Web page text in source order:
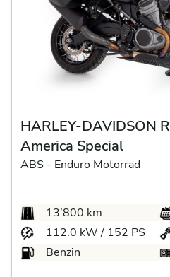
HARLEY-DAVIDSON
America Special
ABS - Enduro Motorrad
13’800 km
112.0 kW / 152 PS
Benzin